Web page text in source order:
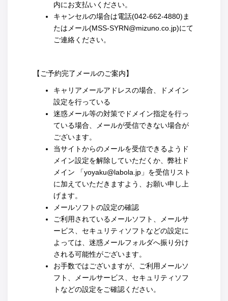
内にお支払いください。
キャンセルの場合は電話(042-662-4880)ま
たはメール(MSS-SYRN@mizuno.co.jp)にて
ご連絡ください。
【ご予約完了メールのご案内】
キャリアメールアドレスの場合、ドメイン
設定を行っている
迷惑メール等の対策でドメイン指定を行っ
ている場合、メールが受信できない場合が
ございます。
当サイトからのメールを受信できるようド
メイン設定を解除していただくか、弊社ド
メイン 「yoyaku@labola.jp」を受信リスト
に加えていただきますよう、お願い申し上
げます。
メールソフトの設定の確認
ご利用されているメールソフト、メールサ
ービス、セキュリティソフトなどの設定に
よっては、迷惑メールフォルダへ振り分け
される可能性がございます。
お手数ではございますが、ご利用メールソ
フト、メールサービス、セキュリティソフ
トなどの設定をご確認ください。